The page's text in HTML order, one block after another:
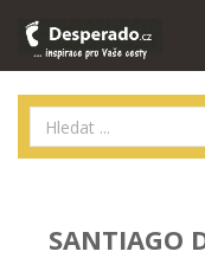
SANTIAGO